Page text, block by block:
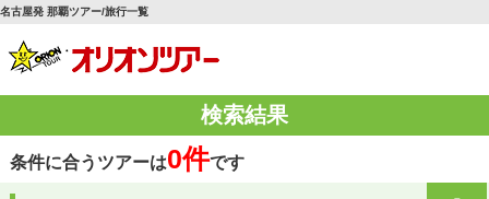
名古屋発 那覇ツアー/旅行一覧
検索結果
条件に合うツアーは0件です